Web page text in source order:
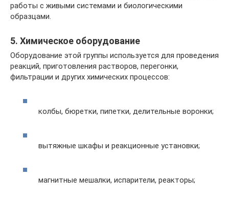
работы с живыми системами и биологическими
образцами.
5. Химическое оборудование
Оборудование этой группы используется для проведения
реакций, приготовления растворов, перегонки,
фильтрации и других химических процессов:
колбы, бюретки, пипетки, делительные воронки;
вытяжные шкафы и реакционные установки;
магнитные мешалки, испарители, реакторы;